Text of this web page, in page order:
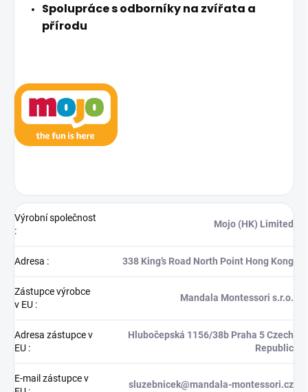
Spolupráce s odborníky na zvířata a
přírodu
Výrobní společnost
:
Mojo (HK) Limited
Adresa : 338 King’s Road North Point Hong Kong
Zástupce výrobce
v EU :
Mandala Montessori s.r.o.
Adresa zástupce v
EU :
Hlubočepská 1156/38b Praha 5 Czech
Republic
E-mail zástupce v
sluzebnicek@mandala-montessori.cz